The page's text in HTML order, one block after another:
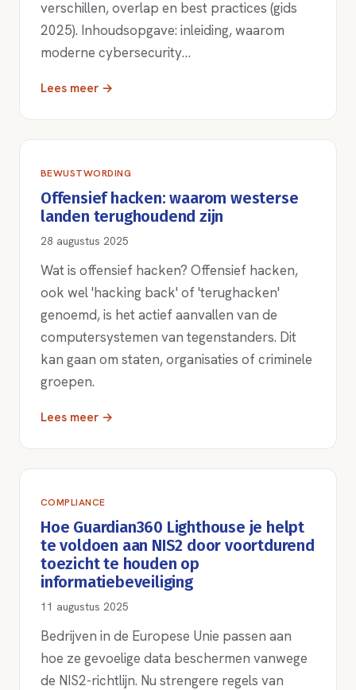
verschillen, overlap en best practices (gids
2025). Inhoudsopgave: inleiding, waarom
moderne cybersecurity…
Lees meer →
BEWUSTWORDING
Offensief hacken: waarom westerse
landen terughoudend zijn
28 augustus 2025
Wat is offensief hacken? Offensief hacken,
ook wel 'hacking back' of 'terughacken'
genoemd, is het actief aanvallen van de
computersystemen van tegenstanders. Dit
kan gaan om staten, organisaties of criminele
groepen.
Lees meer →
COMPLIANCE
Hoe Guardian360 Lighthouse je helpt
te voldoen aan NIS2 door voortdurend
toezicht te houden op
informatiebeveiliging
11 augustus 2025
Bedrijven in de Europese Unie passen aan
hoe ze gevoelige data beschermen vanwege
de NIS2-richtlijn. Nu strengere regels van